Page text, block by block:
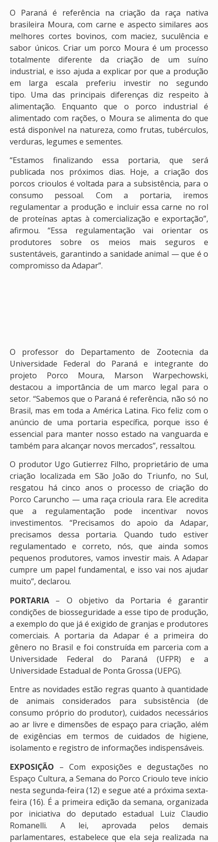
O Paraná é referência na criação da raça nativa
brasileira Moura, com carne e aspecto similares aos
melhores cortes bovinos, com maciez, suculência e
sabor únicos. Criar um porco Moura é um processo
totalmente diferente da criação de um suíno
industrial, e isso ajuda a explicar por que a produção
em larga escala preferiu investir no segundo
tipo. Uma das principais diferenças diz respeito à
alimentação. Enquanto que o porco industrial é
alimentado com rações, o Moura se alimenta do que
está disponível na natureza, como frutas, tubérculos,
verduras, legumes e sementes.
“Estamos finalizando essa portaria, que será
publicada nos próximos dias. Hoje, a criação dos
porcos crioulos é voltada para a subsistência, para o
consumo pessoal. Com a portaria, iremos
regulamentar a produção e incluir essa carne no rol
de proteínas aptas à comercialização e exportação”,
afirmou. “Essa regulamentação vai orientar os
produtores sobre os meios mais seguros e
sustentáveis, garantindo a sanidade animal — que é o
compromisso da Adapar”.
O professor do Departamento de Zootecnia da
Universidade Federal do Paraná e integrante do
projeto Porco Moura, Marson Warpechowski,
destacou a importância de um marco legal para o
setor. “Sabemos que o Paraná é referência, não só no
Brasil, mas em toda a América Latina. Fico feliz com o
anúncio de uma portaria específica, porque isso é
essencial para manter nosso estado na vanguarda e
também para alcançar novos mercados”, ressaltou.
O produtor Ugo Gutierrez Filho, proprietário de uma
criação localizada em São João do Triunfo, no Sul,
resgatou há cinco anos o processo de criação do
Porco Caruncho — uma raça crioula rara. Ele acredita
que a regulamentação pode incentivar novos
investimentos. “Precisamos do apoio da Adapar,
precisamos dessa portaria. Quando tudo estiver
regulamentado e correto, nós, que ainda somos
pequenos produtores, vamos investir mais. A Adapar
cumpre um papel fundamental, e isso vai nos ajudar
muito”, declarou.
PORTARIA – O objetivo da Portaria é garantir
condições de biosseguridade a esse tipo de produção,
a exemplo do que já é exigido de granjas e produtores
comerciais. A portaria da Adapar é a primeira do
gênero no Brasil e foi construída em parceria com a
Universidade Federal do Paraná (UFPR) e a
Universidade Estadual de Ponta Grossa (UEPG).
Entre as novidades estão regras quanto à quantidade
de animais considerados para subsistência (de
consumo próprio do produtor), cuidados necessários
ao ar livre e dimensões de espaço para criação, além
de exigências em termos de cuidados de higiene,
isolamento e registro de informações indispensáveis.
EXPOSIÇÃO – Com exposições e degustações no
Espaço Cultura, a Semana do Porco Crioulo teve início
nesta segunda-feira (12) e segue até a próxima sexta-
feira (16). É a primeira edição da semana, organizada
por iniciativa do deputado estadual Luiz Claudio
Romanelli. A lei, aprovada pelos demais
parlamentares, estabelece que ela seja realizada na